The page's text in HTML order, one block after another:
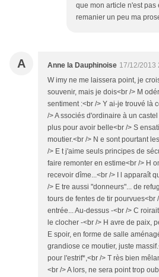
que mon article n'est pas
remanier un peu ma
A Anne la Dauphinoise 17/12/2013
W imy ne me laissera point, je
souvenir, mais je dois<br /> M
sentiment :<br /> Y ai-je trouvé là
/> A ssociés d'ordinaire à un
plus pour avoir belle<br /> S
moutier.<br /> N e sont pourtant
/> E t j'aime seuls principes de
faire remonter en estime<br /> H
recevoir dîme...<br /> I l apparaît
/> E tre aussi "donneurs"... de
tours de fentes de tir pourvues<br
entrée... Au-dessus -<br /> C
le clocher -<br /> H avre de paix,
E spoir, en forme de salle
grandiose ce moutier, juste
pour l'estrif*,<br /> T rès bien
<br /> A lors, ne sera point trop